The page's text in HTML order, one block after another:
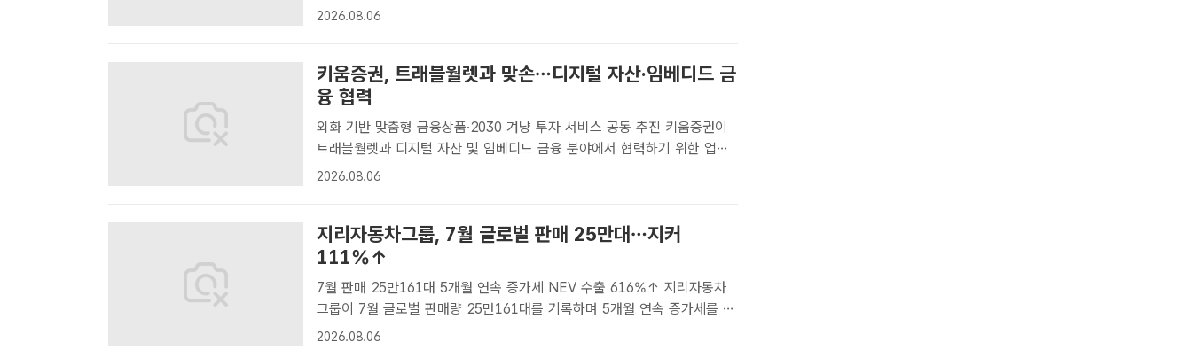
웅 기자] 토스증권은 지난 7월 누적 가입자 수가 1000만명을 돌파했다고 6
2026.08.06
키움증권, 트래블월렛과 맞손…디지털 자산·임베디드 금
융 협력
외화 기반 맞춤형 금융상품·2030 겨냥 투자 서비스 공동 추진 키움증권이
트래블월렛과 디지털 자산 및 임베디드 금융 분야에서 협력하기 위한 업무
협약을 체결했다. /키움증권[더팩트ㅣ박지웅 기자] 키움증권은 글로벌 외환·
2026.08.06
지리자동차그룹, 7월 글로벌 판매 25만대…지커
111%↑
7월 판매 25만161대 5개월 연속 증가세 NEV 수출 616%↑ 지리자동차
그룹이 7월 글로벌 판매량 25만161대를 기록하며 5개월 연속 증가세를 이
어갔다. /지리자동차그룹[더팩트ㅣ황지향 기자] 지리자동차그룹은 지난달
2026.08.06